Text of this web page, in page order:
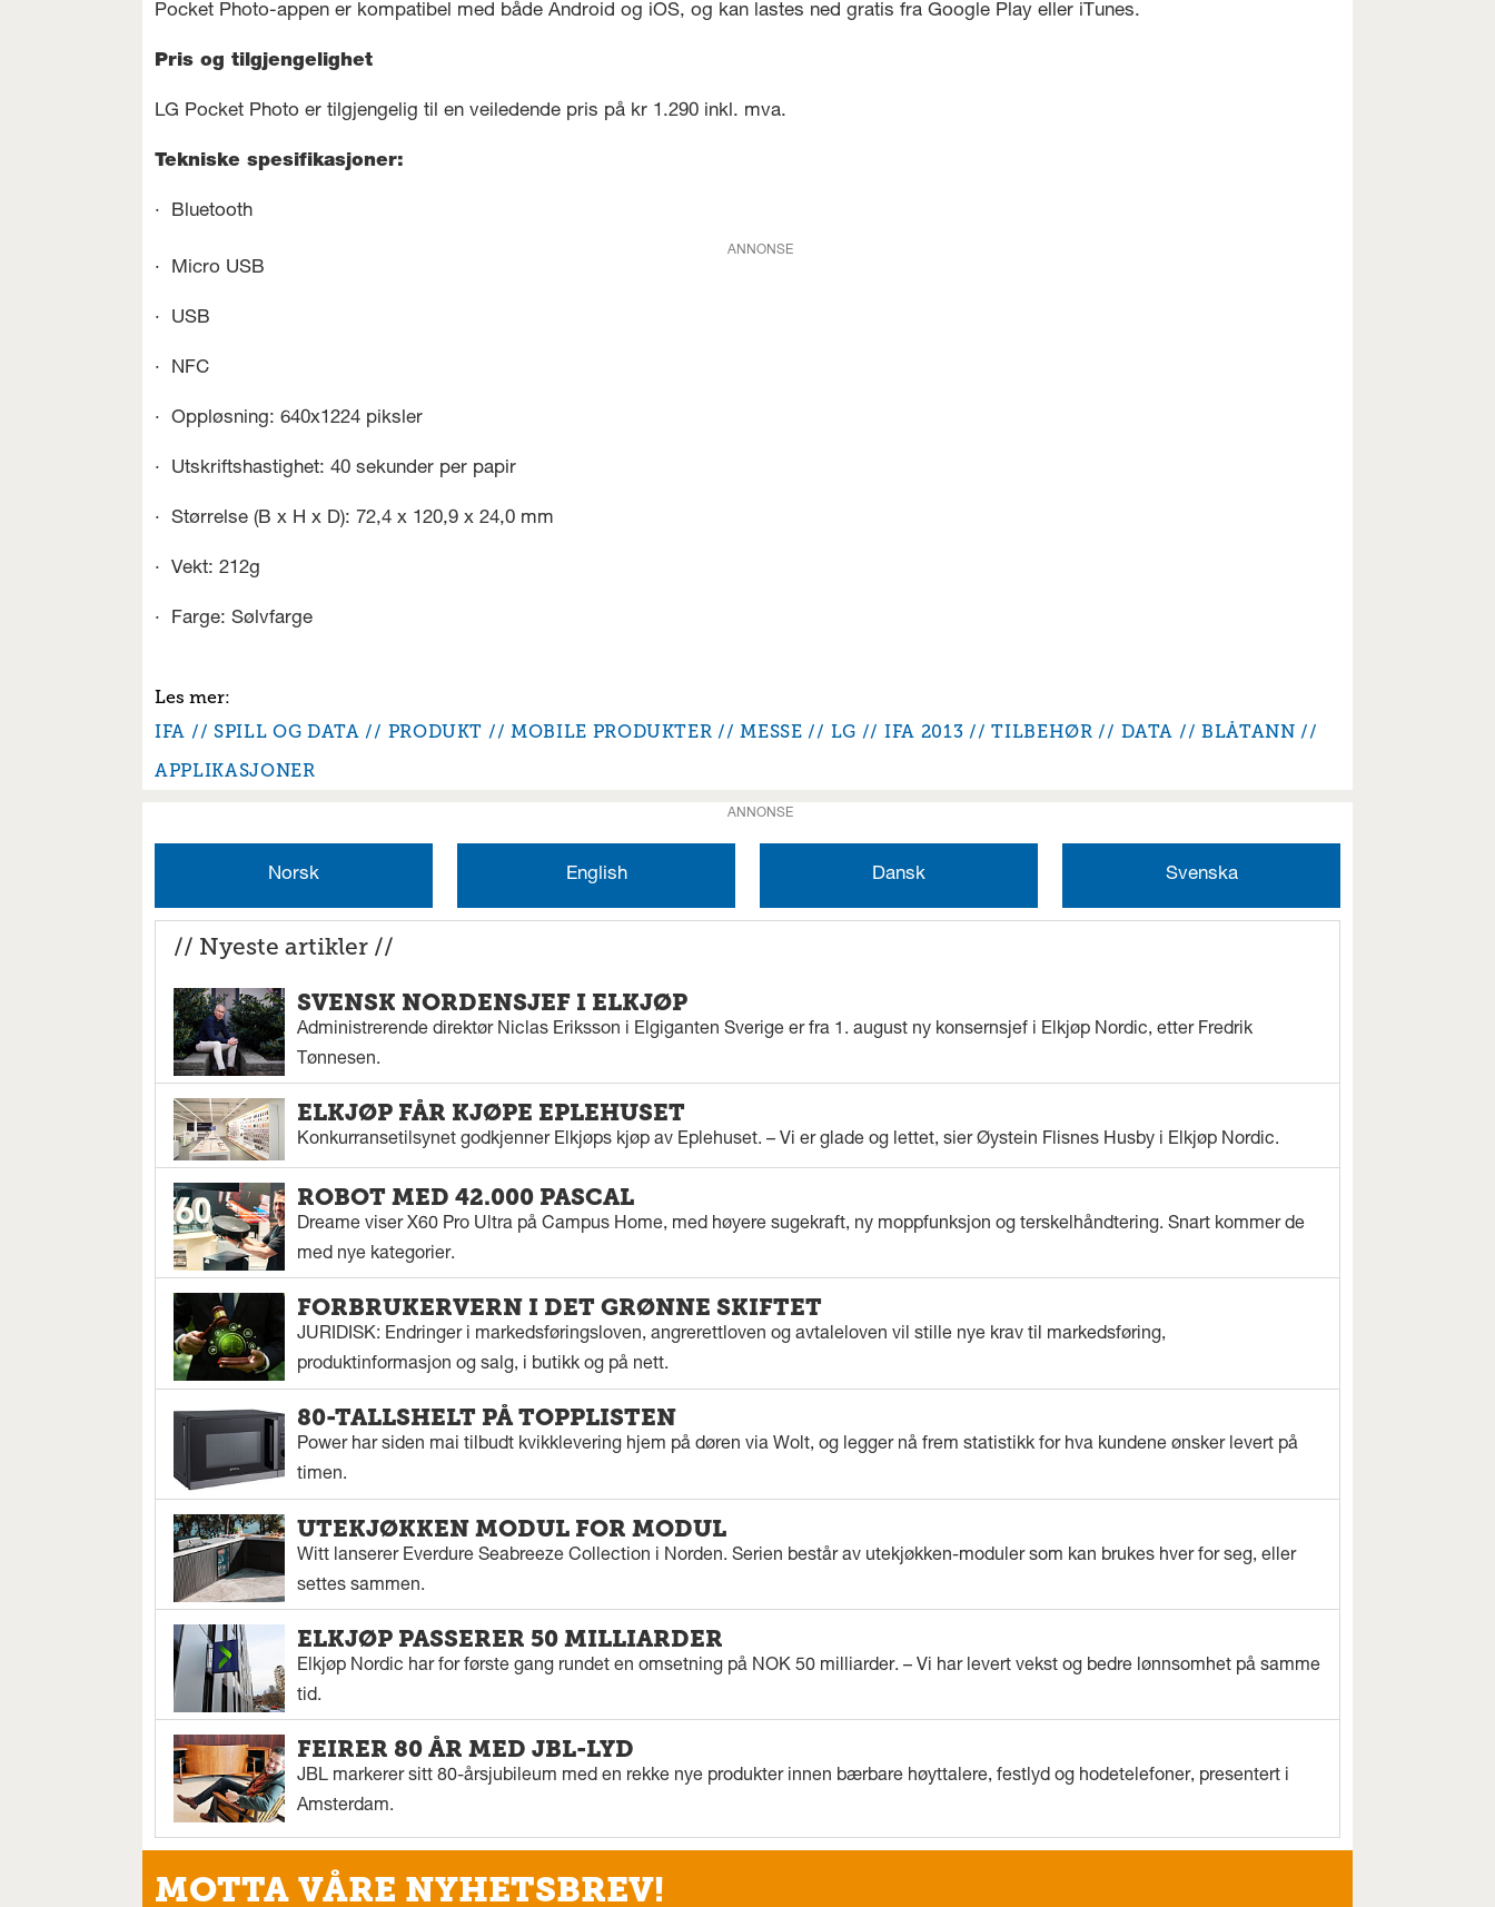
Pocket Photo-appen er kompatibel med både Android og iOS, og kan lastes ned gratis fra Google Play eller iTunes.
Pris og tilgjengelighet
LG Pocket Photo er tilgjengelig til en veiledende pris på kr 1.290 inkl. mva.
Tekniske spesifikasjoner:
· Bluetooth
ANNONSE
· Micro USB
· USB
· NFC
· Oppløsning: 640x1224 piksler
· Utskriftshastighet: 40 sekunder per papir
· Størrelse (B x H x D): 72,4 x 120,9 x 24,0 mm
· Vekt: 212g
· Farge: Sølvfarge
IFA SPILL OG DATA PRODUKT MOBILE PRODUKTER MESSE LG IFA 2013 TILBEHØR DATA
BLÅTANN
APPLIKASJONER
ANNONSE
Norsk English Dansk Svenska
// Nyeste artikler //
SVENSK NORDENSJEF I ELKJØP
Administrerende direktør Niclas Eriksson i Elgiganten Sverige er fra 1. august ny konsernsjef i Elkjøp Nordic, etter Fredrik
Tønnesen.
ELKJØP FÅR KJØPE EPLEHUSET
Konkurransetilsynet godkjenner Elkjøps kjøp av Eplehuset. – Vi er glade og lettet, sier Øystein Flisnes Husby i Elkjøp Nordic.
ROBOT MED 42.000 PASCAL
Dreame viser X60 Pro Ultra på Campus Home, med høyere sugekraft, ny moppfunksjon og terskelhåndtering. Snart kommer de
med nye kategorier.
FORBRUKERVERN I DET GRØNNE SKIFTET
JURIDISK: Endringer i markedsføringsloven, angrerettloven og avtaleloven vil stille nye krav til markedsføring,
produktinformasjon og salg, i butikk og på nett.
80-TALLSHELT PÅ TOPPLISTEN
Power har siden mai tilbudt kvikklevering hjem på døren via Wolt, og legger nå frem statistikk for hva kundene ønsker levert på
timen.
UTEKJØKKEN MODUL FOR MODUL
Witt lanserer Everdure Seabreeze Collection i Norden. Serien består av utekjøkken-moduler som kan brukes hver for seg, eller
settes sammen.
ELKJØP PASSERER 50 MILLIARDER
Elkjøp Nordic har for første gang rundet en omsetning på NOK 50 milliarder. – Vi har levert vekst og bedre lønnsomhet på samme
tid.
FEIRER 80 ÅR MED JBL-LYD
JBL markerer sitt 80-årsjubileum med en rekke nye produkter innen bærbare høyttalere, festlyd og hodetelefoner, presentert i
Amsterdam.
MOTTA VÅRE NYHETSBREV!